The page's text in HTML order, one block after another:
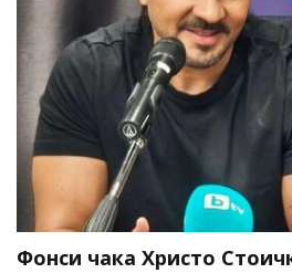
Фонси чака Христо